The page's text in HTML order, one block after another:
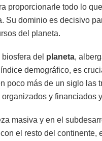
proporcionarle todo lo
Su dominio es decisivo
del planeta.
del planeta,
demográfico, es
poco más de un siglo las
y financiados
masiva y en el
el resto del continente,